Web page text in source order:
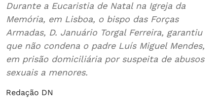
Durante a Eucaristia de Natal na Igreja da
Memória, em Lisboa, o bispo das Forças
Armadas, D. Januário Torgal Ferreira, garantiu
que não condena o padre Luís Miguel Mendes,
em prisão domiciliária por suspeita de abusos
sexuais a menores.
Redação DN